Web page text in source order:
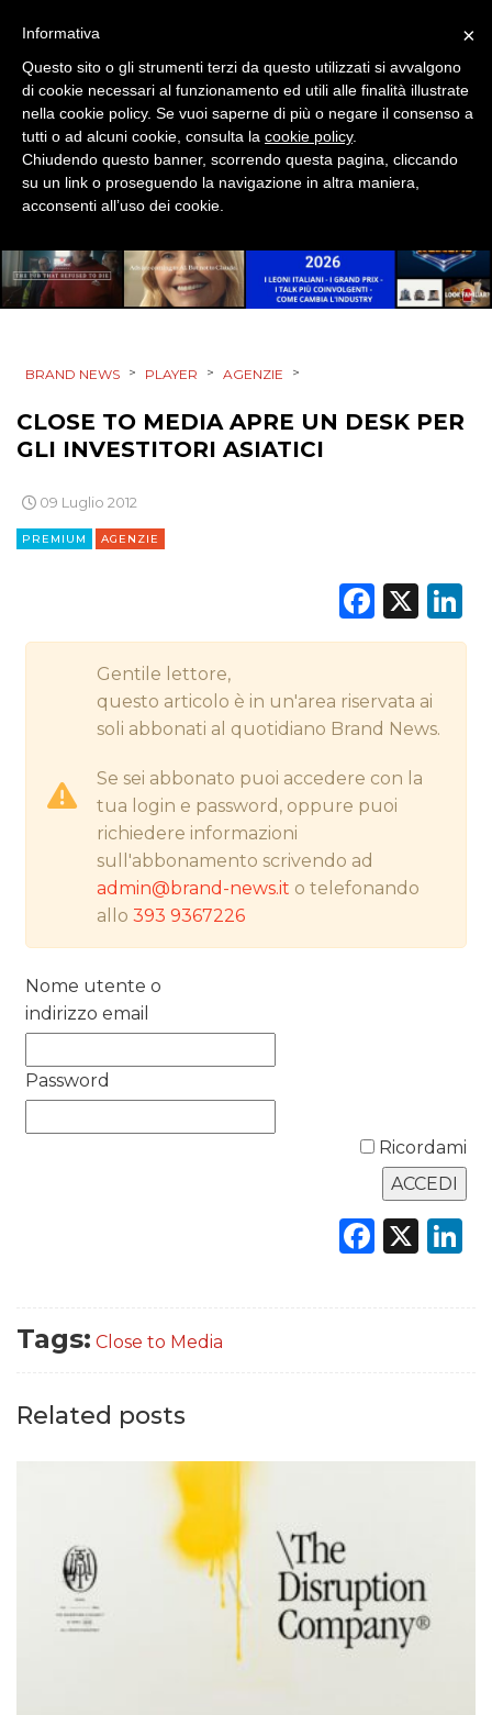
SPONSOR
DESIGN
EVENTI
MOBILE
CSR
STRATEGIE
DIGITALE
ESTERNA
RADIO / AUDIO
DATI
RICERCHE
PREVISIONI/SCENARI
OPINIONI
BRAND NEWS > PLAYER > AGENZIE >
CLOSE TO MEDIA APRE UN DESK PER
GLI INVESTITORI ASIATICI
09 Luglio 2012
PREMIUM AGENZIE
X
Gentile lettore,
questo articolo è in un'area riservata ai
soli abbonati al quotidiano Brand News.
Se sei abbonato puoi accedere con la
tua login e password, oppure puoi
richiedere informazioni
sull'abbonamento scrivendo ad
admin@brand-news.it o telefonando
allo393 9367226
Nome utente o
indirizzo email
Password
Ricordami
X
Tags: Close to Media
Related posts
×
Informativa
Questo sito o gli strumenti terzi da questo utilizzati si avvalgono
di cookie necessari al funzionamento ed utili alle finalità illustrate
nella cookie policy. Se vuoi saperne di più o negare il consenso a
tutti o ad alcuni cookie, consulta la cookie policy.
Chiudendo questo banner, scorrendo questa pagina, cliccando
su un link o proseguendo la navigazione in altra maniera,
acconsenti all’uso dei cookie.